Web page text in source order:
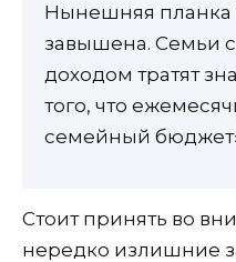
Нынешняя планка
завышена. Семьи
доходом тратят
того, что
семейный
Стоит принять во
нередко излишние